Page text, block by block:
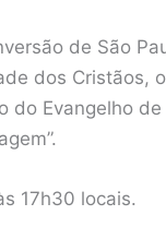
de São
dos Cristãos,
do Evangelho de
17h30 locais.